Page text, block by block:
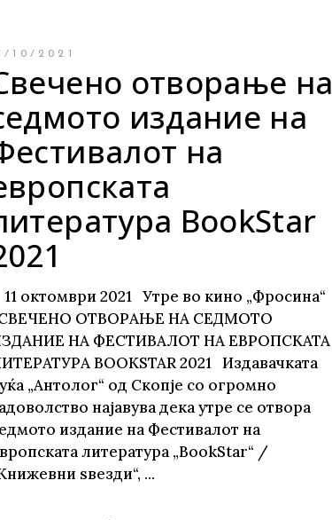
10/2021
отворање на
издание на
на
BookStar
11 октомври 2021 Утре во кино „Фросина“
ОТВОРАЊЕ НА СЕДМОТО
НА ФЕСТИВАЛОТ НА ЕВРОПСКАТА
BOOKSTAR 2021 Издавачката
„Антолог“ од Скопје со огромно
најавува дека утре се отвора
издание на Фестивалот на
литература „BookStar“ /
ѕвезди“,